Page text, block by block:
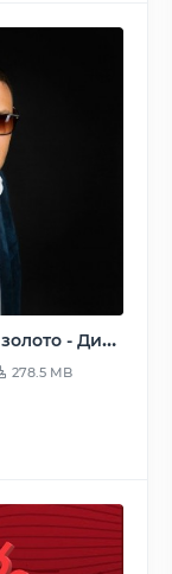
Сергей Толстихин и группа Белое золото - Дискография (3 альбома) - 2013-2020, MP3, 320 kbps
278.5 MB